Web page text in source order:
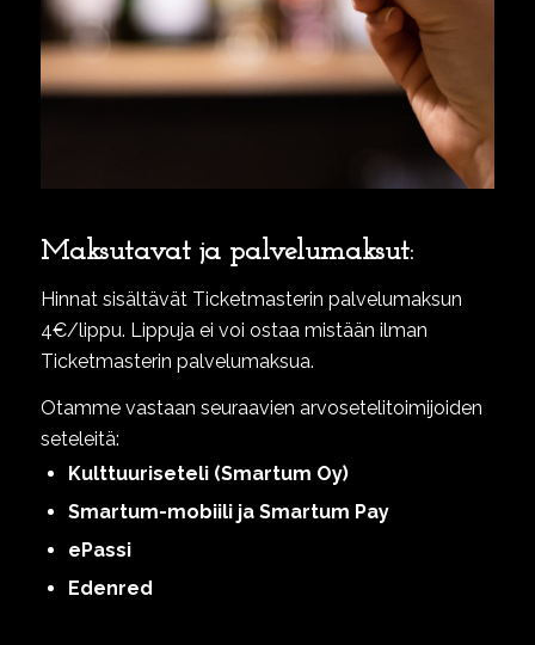
Maksutavat ja palvelumaksut:
Hinnat sisältävät Ticketmasterin palvelumaksun
4€/lippu. Lippuja ei voi ostaa mistään ilman
Ticketmasterin palvelumaksua.
Otamme vastaan seuraavien arvosetelitoimijoiden
seteleitä:
Kulttuuriseteli (Smartum Oy)
Smartum-mobiili ja Smartum Pay
ePassi
Edenred